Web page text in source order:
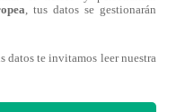
, tus datos se gestionarán
datos te invitamos leer nuestra